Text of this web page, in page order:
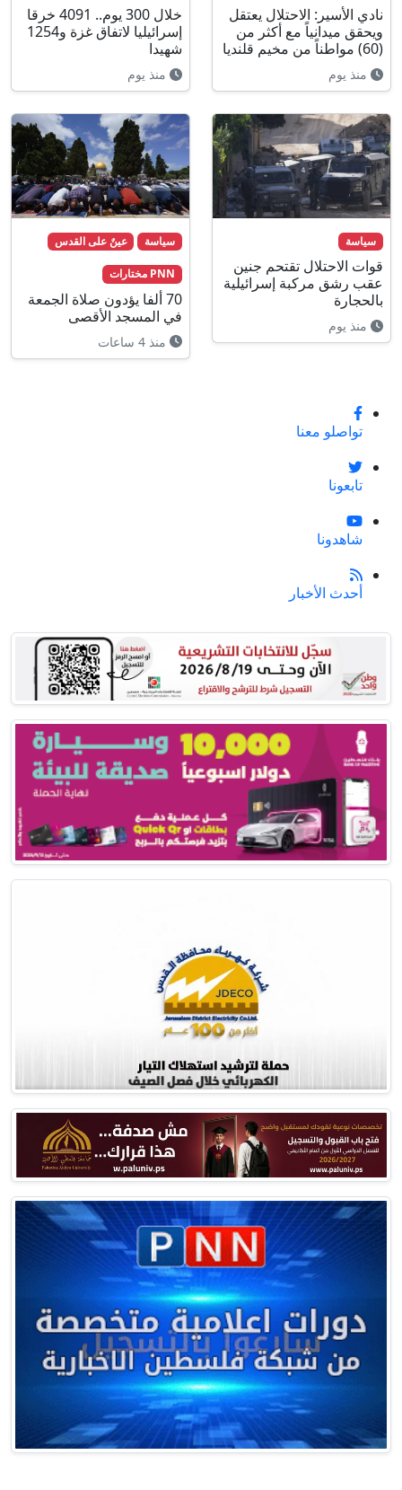
نادي الأسير: الاحتلال يعتقل
ويحقق ميدانياً مع أكثر من
(60) مواطناً من مخيم قلنديا
منذ يوم
خلال 300 يوم.. 4091 خرقا
إسرائيليا لاتفاق غزة و1254
شهيدا
منذ يوم
سياسة
قوات الاحتلال تقتحم جنين
عقب رشق مركبة إسرائيلية
بالحجارة
منذ يوم
سياسة عينٌ على القدس
PNN مختارات
70 ألفا يؤدون صلاة الجمعة
في المسجد الأقصى
منذ 4 ساعات
تواصلو معنا
تابعونا
شاهدونا
أحدث الأخبار